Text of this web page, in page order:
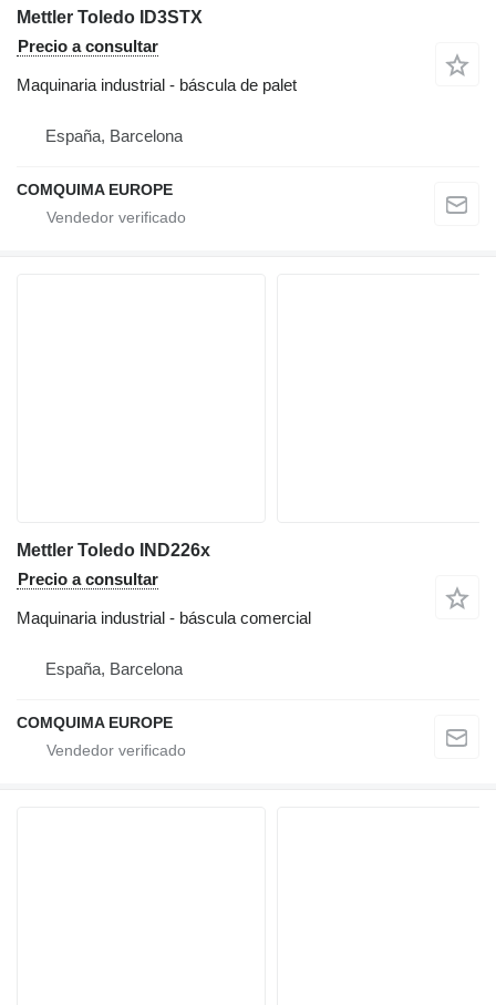
Mettler Toledo ID3STX
Precio a consultar
Maquinaria industrial - báscula de palet
España, Barcelona
COMQUIMA EUROPE
Mettler Toledo IND226x
Precio a consultar
Maquinaria industrial - báscula comercial
España, Barcelona
COMQUIMA EUROPE